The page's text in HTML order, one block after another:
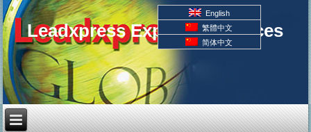
Leadxpress Export Resources
English
繁體中文
简体中文